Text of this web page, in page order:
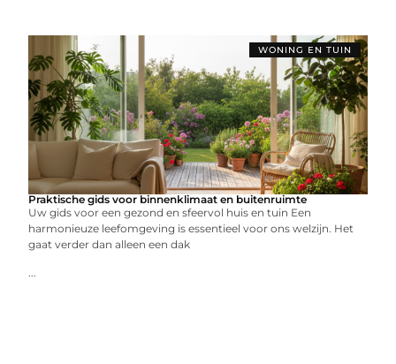
WONING EN TUIN
Praktische gids voor binnenklimaat en buitenruimte
Uw gids voor een gezond en sfeervol huis en tuin Een
harmonieuze leefomgeving is essentieel voor ons welzijn. Het
gaat verder dan alleen een dak
...